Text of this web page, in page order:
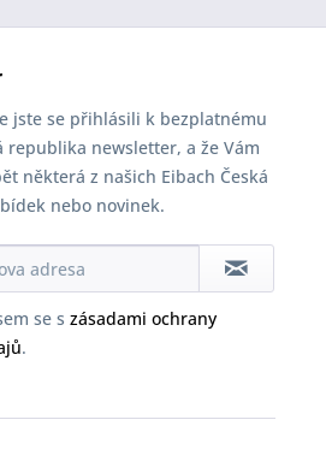
jste se přihlásili k bezplatnému
republika newsletter, a že Vám
některá z našich Eibach Česká
nebo novinek.
se s zásadami ochrany
.